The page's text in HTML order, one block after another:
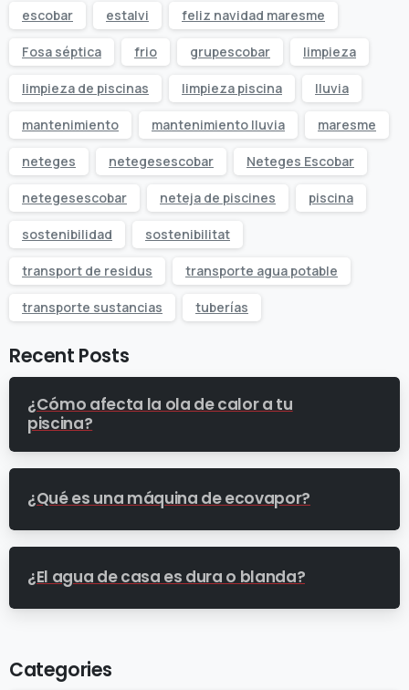
escobar estalvi feliz navidad maresme
Fosa séptica frio grupescobar limpieza
limpieza de piscinas limpieza piscina lluvia
mantenimiento mantenimiento lluvia maresme
neteges netegesescobar Neteges Escobar
netegesescobar neteja de piscines piscina
sostenibilidad sostenibilitat
transport de residus transporte agua potable
transporte sustancias tuberías
Recent Posts
¿Cómo afecta la ola de calor a tu
piscina?
¿Qué es una máquina de ecovapor?
¿El agua de casa es dura o blanda?
Categories